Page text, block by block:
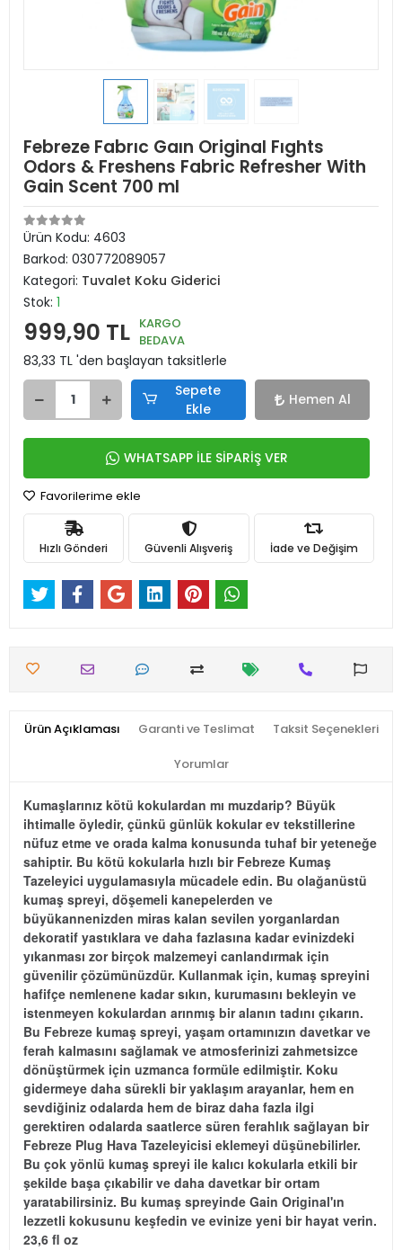
Febreze Fabrıc Gaın Original Fıghts
Odors & Freshens Fabric Refresher With
Gain Scent 700 ml
Ürün Kodu: 4603
Barkod: 030772089057
Kategori: Tuvalet Koku Giderici
Stok: 1
999,90 TL KARGO
BEDAVA
83,33 TL 'den başlayan taksitlerle
Sepete
Ekle
Hemen Al
WHATSAPP İLE SİPARİŞ VER
Favorilerime ekle
Hızlı Gönderi Güvenli Alışveriş İade ve Değişim
Ürün Açıklaması Garanti ve Teslimat Taksit Seçenekleri
Yorumlar
Kumaşlarınız kötü kokulardan mı muzdarip? Büyük
ihtimalle öyledir, çünkü günlük kokular ev tekstillerine
nüfuz etme ve orada kalma konusunda tuhaf bir yeteneğe
sahiptir. Bu kötü kokularla hızlı bir Febreze Kumaş
Tazeleyici uygulamasıyla mücadele edin. Bu olağanüstü
kumaş spreyi, döşemeli kanepelerden ve
büyükannenizden miras kalan sevilen yorganlardan
dekoratif yastıklara ve daha fazlasına kadar evinizdeki
yıkanması zor birçok malzemeyi canlandırmak için
güvenilir çözümünüzdür. Kullanmak için, kumaş spreyini
hafifçe nemlenene kadar sıkın, kurumasını bekleyin ve
istenmeyen kokulardan arınmış bir alanın tadını çıkarın.
Bu Febreze kumaş spreyi, yaşam ortamınızın davetkar ve
ferah kalmasını sağlamak ve atmosferinizi zahmetsizce
dönüştürmek için uzmanca formüle edilmiştir. Koku
gidermeye daha sürekli bir yaklaşım arayanlar, hem en
sevdiğiniz odalarda hem de biraz daha fazla ilgi
gerektiren odalarda saatlerce süren ferahlık sağlayan bir
Febreze Plug Hava Tazeleyicisi eklemeyi düşünebilirler.
Bu çok yönlü kumaş spreyi ile kalıcı kokularla etkili bir
şekilde başa çıkabilir ve daha davetkar bir ortam
yaratabilirsiniz. Bu kumaş spreyinde Gain Original'ın
lezzetli kokusunu keşfedin ve evinize yeni bir hayat verin.
23,6 fl oz